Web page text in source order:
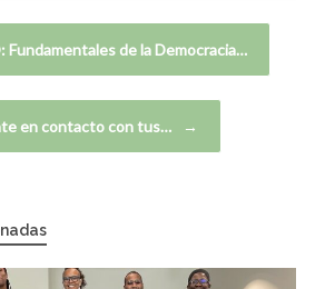
Fundamentales de la Democracia…
en contacto con tus… →